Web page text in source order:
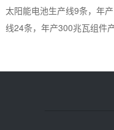
太阳能电池生产线9条，年
线24条，年产300兆瓦组件产